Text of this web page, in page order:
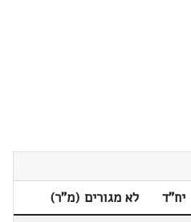
יח"ד
לא מגורים (מ"ר)